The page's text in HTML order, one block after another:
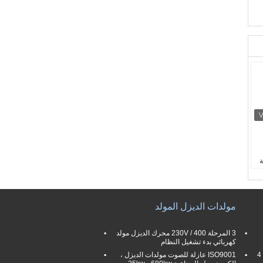
مولدات الديزل المولد
3 المرحلة 400 / 230V محرك الديزل مولد
كهربائي بدء تشغيل النظام
ISO9001 عازلة للصوت مولدات الديزل ،
منخفض عمليّة تفريغ Perkins مولد ديزل 4